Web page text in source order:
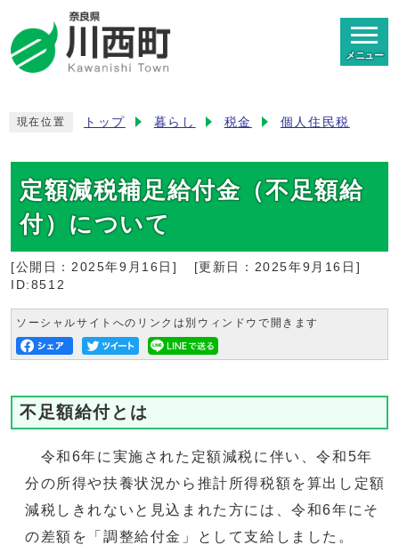
メニュー
現在位置 トップ 暮らし 税金 個人住民税
定額減税補足給付金（不足額給
付）について
[公開日： 2025年9月16日 ] [更新日： 2025年9月16日 ]
ID:8512
ソーシャルサイトへのリンクは別ウィンドウで開きます
不足額給付とは
令和6年に実施された定額減税に伴い、令和5年
分の所得や扶養状況から推計所得税額を算出し定額
減税しきれないと見込まれた方には、令和6年にそ
の差額を「調整給付金」として支給しました。